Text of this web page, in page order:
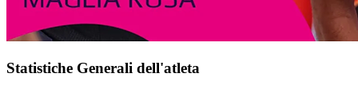
Statistiche Generali dell'atleta